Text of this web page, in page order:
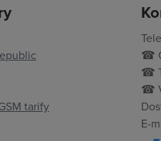
tarify
☎
☎
☎
E-